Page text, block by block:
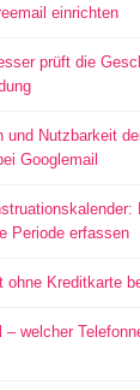
einrichten
prüft die
und Nutzbarkeit
Googlemail
Periode erfassen
ohne Kreditkarte
– welcher